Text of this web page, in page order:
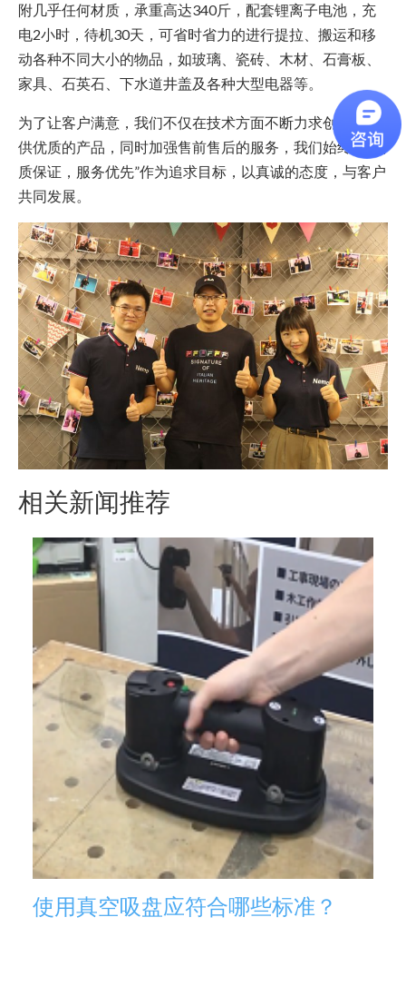
附几乎任何材质，承重高达340斤，配套锂离子电池，充
电2小时，待机30天，可省时省力的进行提拉、搬运和移
动各种不同大小的物品，如玻璃、瓷砖、木材、石膏板、
家具、石英石、下水道井盖及各种大型电器等。
为了让客户满意，我们不仅在技术方面不断力求创新，提
供优质的产品，同时加强售前售后的服务，我们始终以“品
质保证，服务优先”作为追求目标，以真诚的态度，与客户
共同发展。
相关新闻推荐
使用真空吸盘应符合哪些标准？